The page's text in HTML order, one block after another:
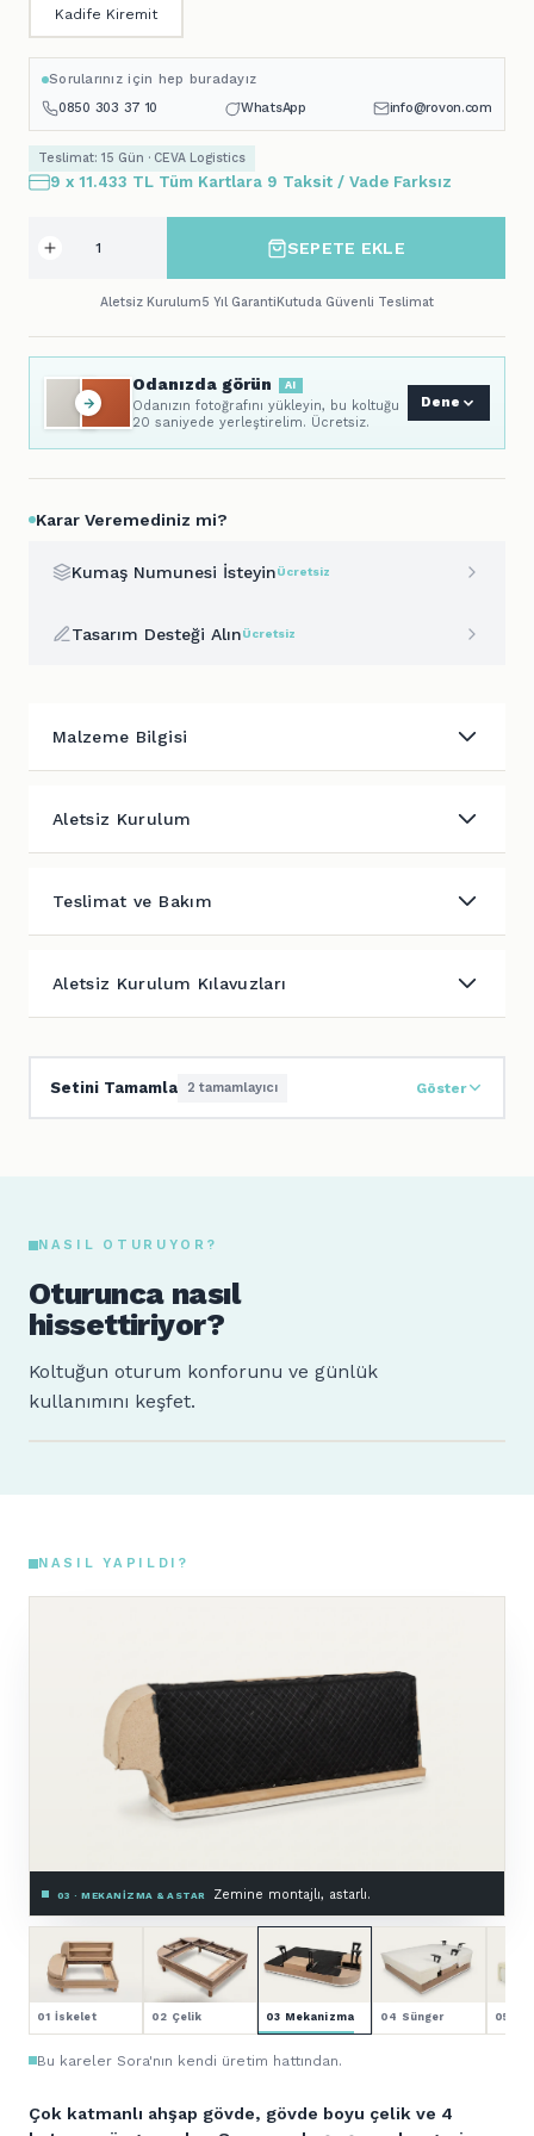
Kadife Kiremit
Sorularınız için hep buradayız
0850 303 37 10
WhatsApp info@rovon.com
Teslimat: 15 Gün · CEVA Logistics
9 x 11.433 TL Tüm Kartlara 9 Taksit / Vade Farksız
SEPETE EKLE
Aletsiz Kurulum5 Yıl GarantiKutuda Güvenli Teslimat
Odanızda görün AI
Odanızın fotoğrafını yükleyin, bu koltuğu
20 saniyede yerleştirelim. Ücretsiz.
Dene
Karar Veremediniz mi?
Kumaş Numunesi İsteyinÜcretsiz
Tasarım Desteği AlınÜcretsiz
Malzeme Bilgisi
Aletsiz Kurulum
Teslimat ve Bakım
Aletsiz Kurulum Kılavuzları
Setini Tamamla 2 tamamlayıcı Göster
NASIL OTURUYOR?
Oturunca nasıl
hissettiriyor?
Koltuğun oturum konforunu ve günlük
kullanımını keşfet.
160 cm · 64 kg
NASIL YAPILDI?
Çok katmanlı ahşap gövde, gövde boyu çelik ve 4
04 · SÜNGER — 4 KATMAN Premium HR sünger.
01 İskelet 02 Çelik 03 Mekanizma 04 Sünger 05 Kol
Bu kareler Sora'nın kendi üretim hattından.